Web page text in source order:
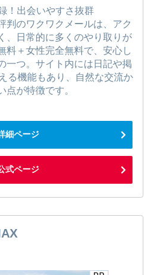
！出会いやすさ抜群
判のワクワクメールは、アク
、日常的に多くのやり取りが
料＋女性完全無料で、安心し
一つ。サイト内には日記や掲
る機能もあり、自然な交流か
点が特徴です。
細ページ
式ページ